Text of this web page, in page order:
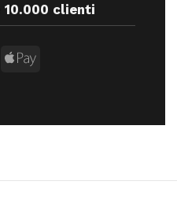
10.000 clienti